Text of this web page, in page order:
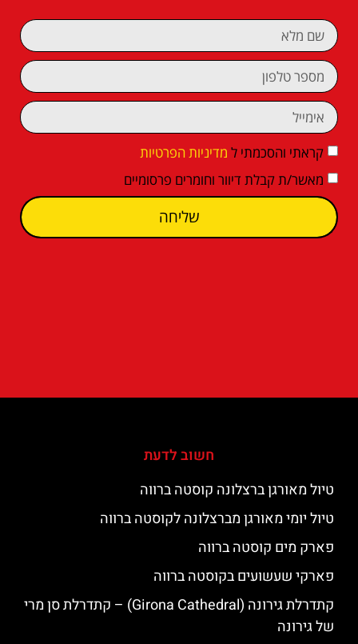
קראתי והסכמתי ל מדיניות הפרטיות
מאשר/ת קבלת דיוור וחומרים פרסומיים
שליחה
חשוב לדעת
טיול מאורגן ברצלונה קוסטה ברווה
טיול יומי מאורגן מברצלונה לקוסטה ברווה
פארק מים קוסטה ברווה
פארקי שעשועים בקוסטה ברווה
קתדרלת גירונה (Girona Cathedral) – קתדרלת סן מרי
של גירונה